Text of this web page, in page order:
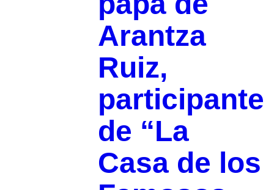
Arantza
Ruiz,
participante
de “La
Casa de los